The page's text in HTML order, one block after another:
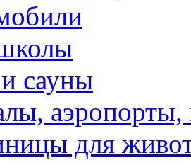
сауны
для